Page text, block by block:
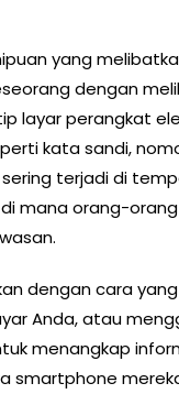
yang
dengan
layar perangkat
kata sandi,
terjadi di
mana orang-
dengan cara
Anda, atau
menangkap
smartphone